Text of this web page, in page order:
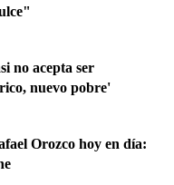
no acepta ser
nuevo pobre'
Orozco hoy en día: